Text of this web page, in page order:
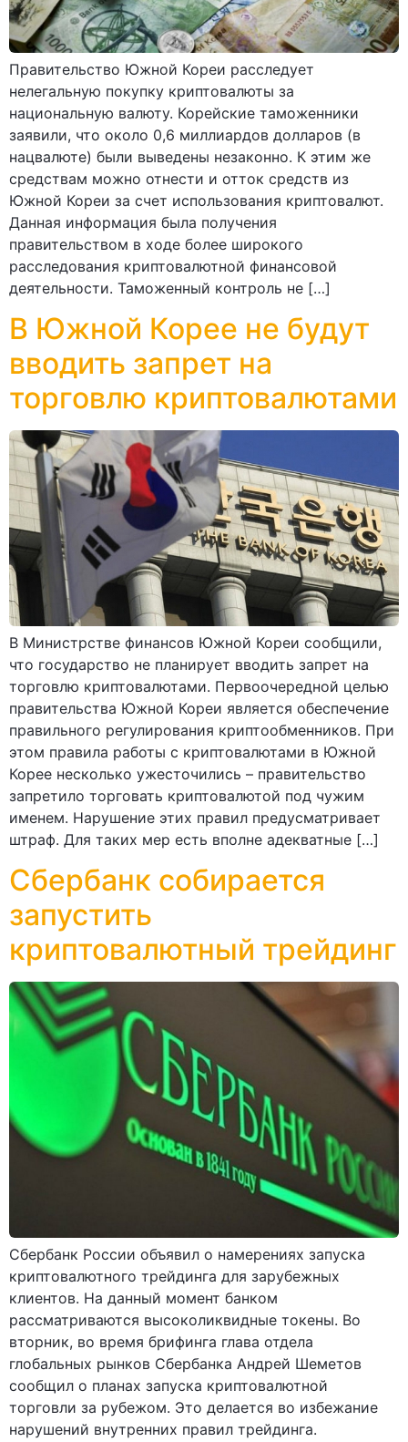
Правительство Южной Кореи расследует
нелегальную покупку криптовалюты за
национальную валюту. Корейские таможенники
заявили, что около 0,6 миллиардов долларов (в
нацвалюте) были выведены незаконно. К этим же
средствам можно отнести и отток средств из
Южной Кореи за счет использования криптовалют.
Данная информация была получения
правительством в ходе более широкого
расследования криптовалютной финансовой
деятельности. Таможенный контроль не […]
В Южной Корее не будут
вводить запрет на
торговлю криптовалютами
В Министрстве финансов Южной Кореи сообщили,
что государство не планирует вводить запрет на
торговлю криптовалютами. Первоочередной целью
правительства Южной Кореи является обеспечение
правильного регулирования криптообменников. При
этом правила работы с криптовалютами в Южной
Корее несколько ужесточились – правительство
запретило торговать криптовалютой под чужим
именем. Нарушение этих правил предусматривает
штраф. Для таких мер есть вполне адекватные […]
Сбербанк собирается
запустить
криптовалютный трейдинг
Сбербанк России объявил о намерениях запуска
криптовалютного трейдинга для зарубежных
клиентов. На данный момент банком
рассматриваются высоколиквидные токены. Во
вторник, во время брифинга глава отдела
глобальных рынков Сбербанка Андрей Шеметов
сообщил о планах запуска криптовалютной
торговли за рубежом. Это делается во избежание
нарушений внутренних правил трейдинга.